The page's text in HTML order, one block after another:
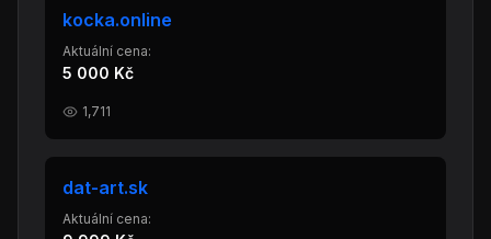
kocka.online
Aktuální cena:
5 000 Kč
1,711
dat-art.sk
Aktuální cena: